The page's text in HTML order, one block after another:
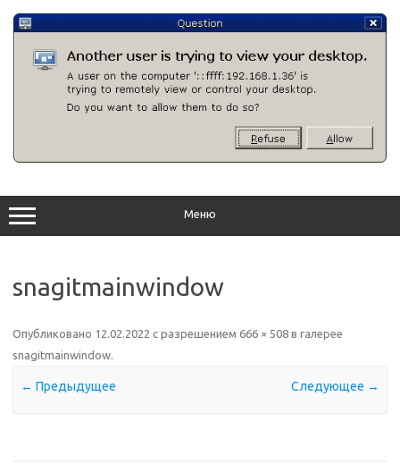
содержимому
Меню
snagitmainwindow
Опубликовано 12.02.2022 с разрешением 666 × 508 в галерее
snagitmainwindow.
← Предыдущее Следующее →